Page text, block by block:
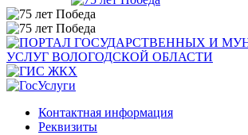
Контактная информация
Реквизиты